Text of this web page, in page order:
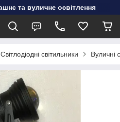
та вуличне освітлення
Світлодіодні світильники Вуличні